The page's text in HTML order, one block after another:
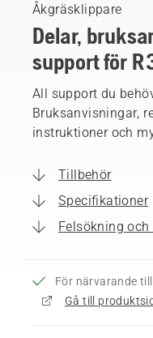
Åkgräsklippare
Delar,
support för R
All support du
Bruksanvisningar,
instruktioner och
Tillbehör
Specifikationer
Felsökning
För närvarande
Gå till